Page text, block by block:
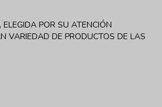
POR SU ATENCIÓN
VARIEDAD DE PRODUCTOS DE LAS